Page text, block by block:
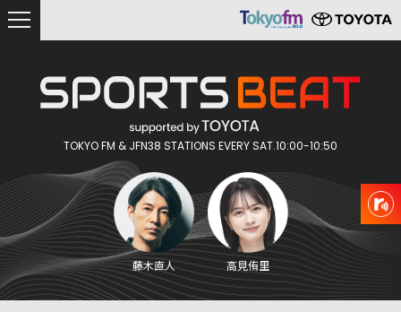
TOKYO FM & JFN38 STATIONS EVERY SAT.10:00-10:50
藤木直人 高見侑里